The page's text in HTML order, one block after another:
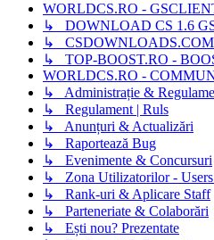
WORLDCS.RO -
↳ DOWNLOAD CS 1.6
↳ CSDOWNLOADS.COM
↳ TOP-BOOST.RO -
WORLDCS.RO -
↳ Administrație &
↳ Regulament | Ruls
↳ Anunțuri & Actualizări
↳ Raportează Bug
↳ Evenimente & Concursuri
↳ Zona Utilizatorilor - Users
↳ Rank-uri & Aplicare Staff
↳ Parteneriate & Colaborări
↳ Ești nou? Prezentate